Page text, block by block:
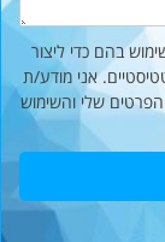
בהם כדי ליצור
אני מודע/ת
שלי והשימוש